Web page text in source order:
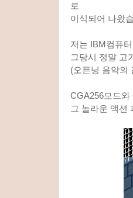
로
이식되어 나왔
저는 IBM컴퓨
그당시 정말 고
(오픈닝 음악의
CGA256모드
그 놀라운 액션